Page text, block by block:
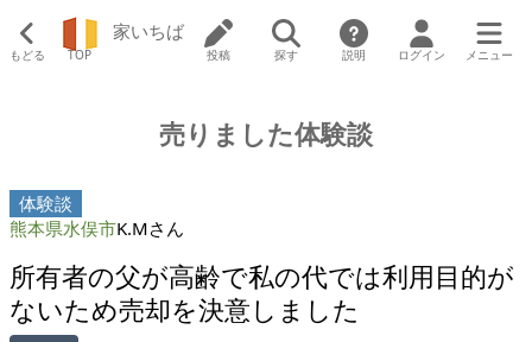
もどる TOP
家いちば
投稿 探す 説明 ログイン メニュー
売りました体験談
体験談
熊本県水俣市K.Mさん
所有者の父が高齢で私の代では利用目的が
ないため売却を決意しました